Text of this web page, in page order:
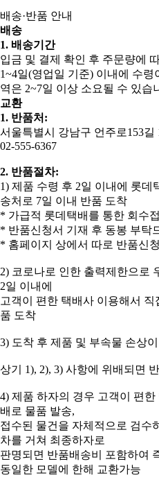
배송·반품 안내
배송
1. 배송기간
입금 및 결제 확인 후 주문량에
1~4일(영업일 기준) 이내에 수령
역은 2~7일 이상 소요될 수 있습
교환
1. 반품처:
서울특별시 강남구 언주로153길
02-555-6367
2. 반품절차:
​1) 제품 수령 후 2일 이내에 롯데
송처로 7일 이내 반품 도착
* 가급적 롯데택배를 통한 회수
* 반품신청서 기재 후 동봉 부탁
* 홈페이지 상에서 따로 반품신
2) 코로나로 인한 출력제한으로
2일 이내에
고객이 편한 택배사 이용해서
품 도착
3) 도착 후 제품 및 부속물 손상
상기 1), 2), 3) 사항에 위배되면
4) 제품 하자의 경우 고객이 편
배로 물품 발송,
접수된 물건을 자체적으로 검수
차를 거쳐 최종하자로
판명되면 반품배송비 포함하여
동일한 모델에 한해 교환가능